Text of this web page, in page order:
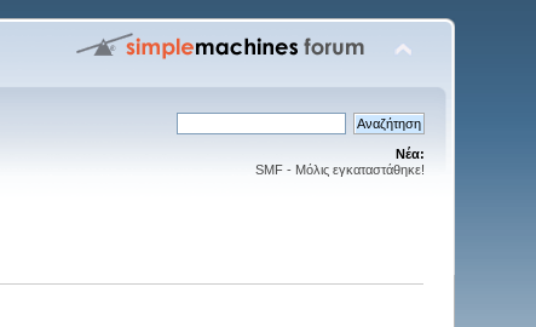
Νέα:
SMF - Μόλις εγκαταστάθηκε!